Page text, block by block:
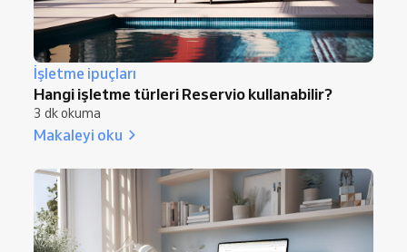
İşletme ipuçları
Hangi işletme türleri Reservio kullanabilir?
3 dk okuma
Makaleyi oku